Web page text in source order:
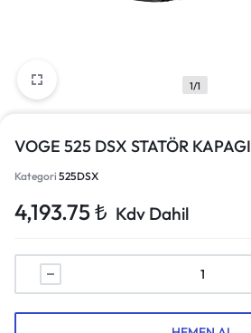
1/1
VOGE 525 DSX STATÖR KAPAGI
Kategori 525DSX
4,193.75₺ Kdv Dahil